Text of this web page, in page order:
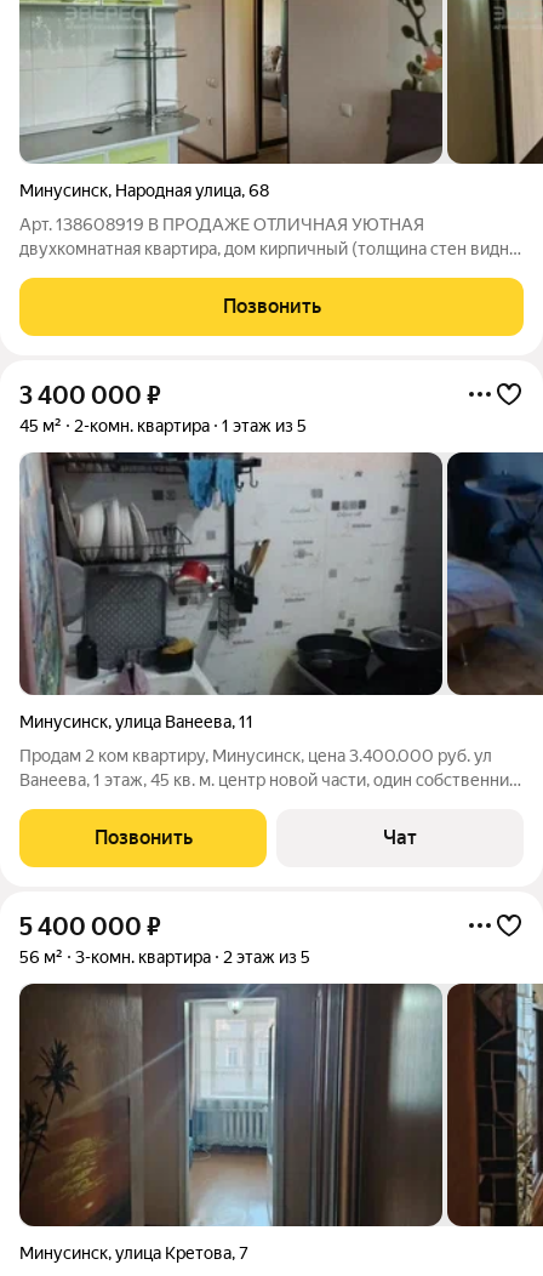
Минусинск, Народная улица,68
Арт. 138608919 В ПРОДАЖЕ ОТЛИЧНАЯ УЮТНАЯ
двухкомнатная квартира, дом кирпичный (толщина стен видна
9кв совмещена с лоджией (теплая) Просторная
спальня,позволяет зонировать пространство
Позвонить
3 400 000 ₽
45 м² 2-комн. квартира 1 этаж из 5
Минусинск,улица Ванеева,11
Продам 2 ком квартиру, Минусинск, цена 3.400.000 руб. ул
Ванеева, 1 этаж, 45 кв. м. центр новой части, один собственник,
Позвонить Чат
5 400 000 ₽
56 м² 3-комн. квартира 2 этаж из 5
Минусинск,улица Кретова,7